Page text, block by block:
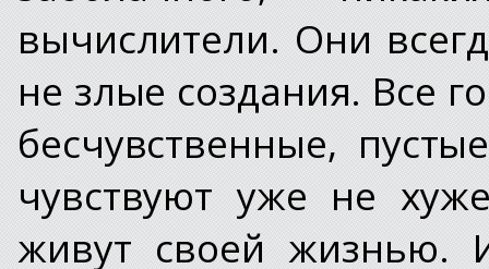
вычислители. Они
не злые создания. Все
бесчувственные,
чувствуют уже не
живут своей жизнью.